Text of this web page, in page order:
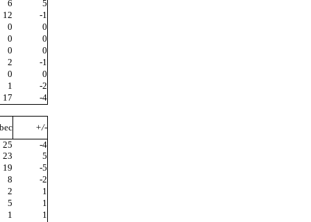
6
5
12
-1
0
0
0
0
0
0
2
-1
0
0
1
-2
17
-4
+/-
25
-4
23
5
19
-5
8
-2
2
1
5
1
1
1